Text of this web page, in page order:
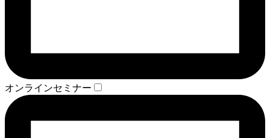
オンラインセミナー